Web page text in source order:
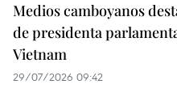
Medios camboyanos
de presidenta
Vietnam
29/07/2026 09:42